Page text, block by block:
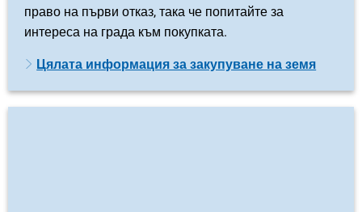
право на първи отказ, така че попитайте за
интереса на града към покупката.
Цялата информация за закупуване на земя